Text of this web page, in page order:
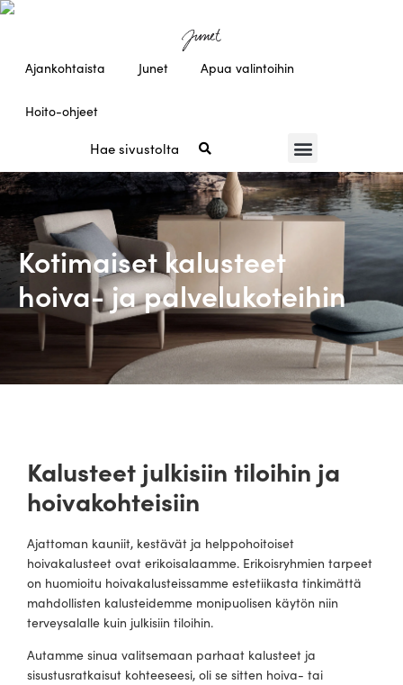
Ajankohtaista Junet Apua valintoihin
Hoito-ohjeet
Kotimaiset kalusteet
hoiva- ja palvelukoteihin
Kalusteet julkisiin tiloihin ja
hoivakohteisiin
Ajattoman kauniit, kestävät ja helppohoitoiset
hoivakalusteet ovat erikoisalaamme. Erikoisryhmien tarpeet
on huomioitu hoivakalusteissamme estetiikasta tinkimättä
mahdollisten kalusteidemme monipuolisen käytön niin
terveysalalle kuin julkisiin tiloihin.
Autamme sinua valitsemaan parhaat kalusteet ja
sisustusratkaisut kohteeseesi, oli se sitten hoiva- tai